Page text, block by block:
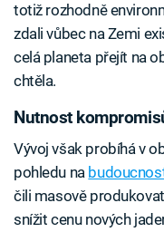
totiž rozhodně
zdali vůbec na Zemi
celá planeta přejít na
chtěla.
Nutnost
Vývoj však probíhá v
pohledu na
čili masově
snížit cenu nových